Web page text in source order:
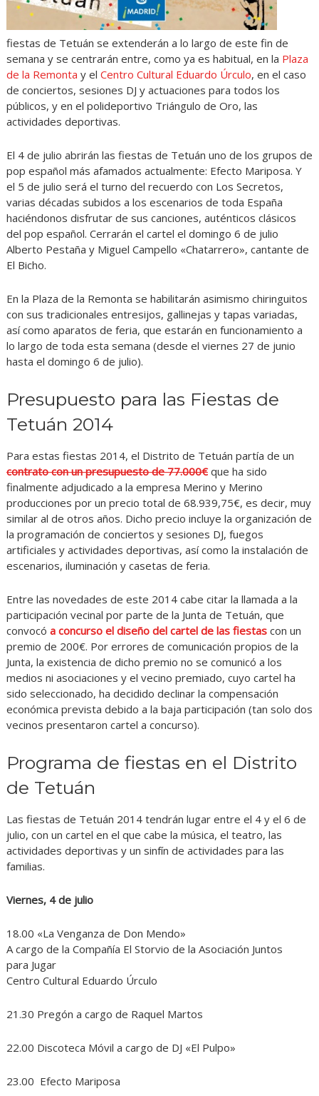
fiestas de Tetuán se extenderán a lo largo de este fin de
semana y se centrarán entre, como ya es habitual, en la Plaza
de la Remonta y el Centro Cultural Eduardo Úrculo, en el caso
de conciertos, sesiones DJ y actuaciones para todos los
públicos, y en el polideportivo Triángulo de Oro, las
actividades deportivas.
El 4 de julio abrirán las fiestas de Tetuán uno de los grupos de
pop español más afamados actualmente: Efecto Mariposa. Y
el 5 de julio será el turno del recuerdo con Los Secretos,
varias décadas subidos a los escenarios de toda España
haciéndonos disfrutar de sus canciones, auténticos clásicos
del pop español. Cerrarán el cartel el domingo 6 de julio
Alberto Pestaña y Miguel Campello «Chatarrero», cantante de
El Bicho.
En la Plaza de la Remonta se habilitarán asimismo chiringuitos
con sus tradicionales entresijos, gallinejas y tapas variadas,
así como aparatos de feria, que estarán en funcionamiento a
lo largo de toda esta semana (desde el viernes 27 de junio
hasta el domingo 6 de julio).
Presupuesto para las Fiestas de
Tetuán 2014
Para estas fiestas 2014, el Distrito de Tetuán partía de un
contrato con un presupuesto de 77.000€que ha sido
finalmente adjudicado a la empresa Merino y Merino
producciones por un precio total de 68.939,75€, es decir, muy
similar al de otros años. Dicho precio incluye la organización de
la programación de conciertos y sesiones DJ, fuegos
artificiales y actividades deportivas, así como la instalación de
escenarios, iluminación y casetas de feria.
Entre las novedades de este 2014 cabe citar la llamada a la
participación vecinal por parte de la Junta de Tetuán, que
convocó a concurso el diseño del cartel de las fiestascon un
premio de 200€. Por errores de comunicación propios de la
Junta, la existencia de dicho premio no se comunicó a los
medios ni asociaciones y el vecino premiado, cuyo cartel ha
sido seleccionado, ha decidido declinar la compensación
económica prevista debido a la baja participación (tan solo dos
vecinos presentaron cartel a concurso).
Programa de fiestas en el Distrito
de Tetuán
Las fiestas de Tetuán 2014 tendrán lugar entre el 4 y el 6 de
julio, con un cartel en el que cabe la música, el teatro, las
actividades deportivas y un sinfín de actividades para las
familias.
Viernes, 4 de julio
18.00 «La Venganza de Don Mendo»
A cargo de la Compañía El Storvio de la Asociación Juntos
para Jugar
Centro Cultural Eduardo Úrculo
21.30 Pregón a cargo de Raquel Martos
22.00 Discoteca Móvil a cargo de DJ «El Pulpo»
23.00 Efecto Mariposa